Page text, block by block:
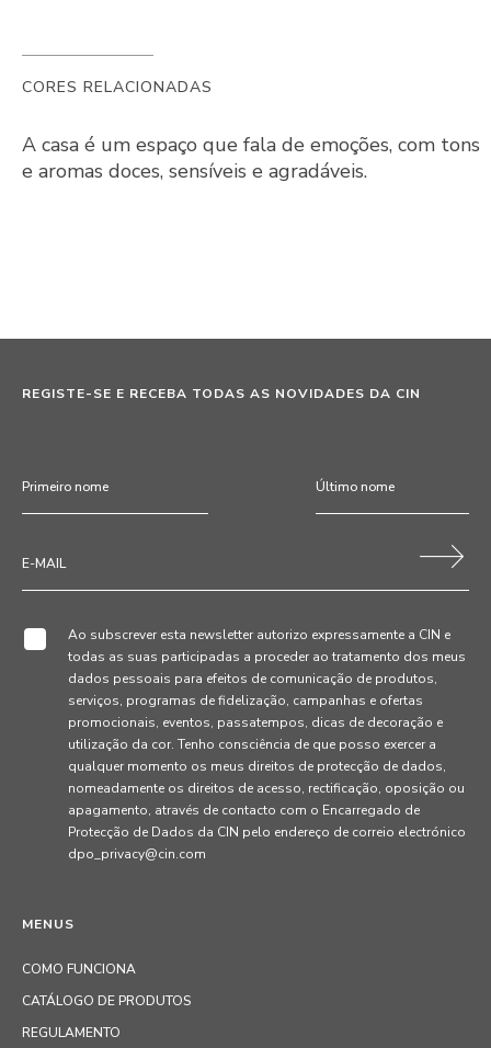
CORES RELACIONADAS
A casa é um espaço que fala de emoções, com tons
e aromas doces, sensíveis e agradáveis.
MENUS
COMO FUNCIONA
CATÁLOGO DE PRODUTOS
REGULAMENTO
REGISTE-SE E RECEBA TODAS AS NOVIDADES DA CIN
Ao subscrever esta newsletter autorizo expressamente a CIN e
todas as suas participadas a proceder ao tratamento dos meus
dados pessoais para efeitos de comunicação de produtos,
serviços, programas de fidelização, campanhas e ofertas
promocionais, eventos, passatempos, dicas de decoração e
utilização da cor. Tenho consciência de que posso exercer a
qualquer momento os meus direitos de protecção de dados,
nomeadamente os direitos de acesso, rectificação, oposição ou
apagamento, através de contacto com o Encarregado de
Protecção de Dados da CIN pelo endereço de correio electrónico
dpo_privacy@cin.com